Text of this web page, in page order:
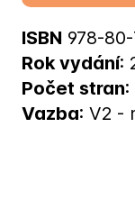
ISBN 978-
Rok vydání:
Počet stran:
Vazba: V2 -